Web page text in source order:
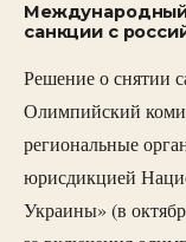
Международный
санкции с
Решение о снятии
Олимпийский
региональные
юрисдикцией
Украины» (в